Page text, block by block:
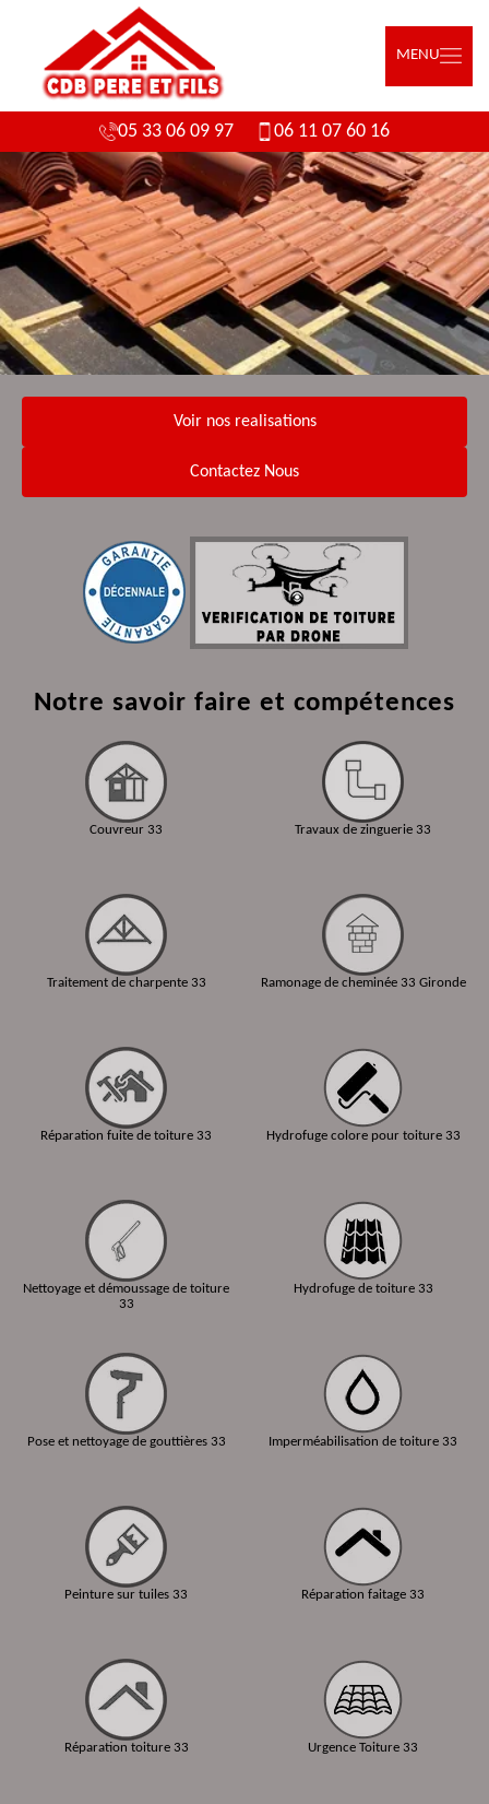
MENU
05 33 06 09 97 06 11 07 60 16
Voir nos realisations
Contactez Nous
Notre savoir faire et compétences
Couvreur 33
Traitement de charpente 33
Réparation fuite de toiture 33
Nettoyage et démoussage de toiture
33
Pose et nettoyage de gouttières 33
Peinture sur tuiles 33
Réparation toiture 33
Travaux de zinguerie 33
Ramonage de cheminée 33 Gironde
Hydrofuge colore pour toiture 33
Hydrofuge de toiture 33
Imperméabilisation de toiture 33
Réparation faitage 33
Urgence Toiture 33